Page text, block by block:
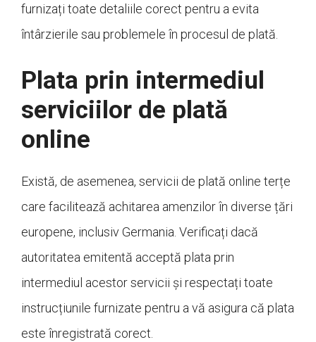
furnizați toate detaliile corect pentru a evita
întârzierile sau problemele în procesul de plată.
Plata prin intermediul
serviciilor de plată
online
Există, de asemenea, servicii de plată online terțe
care facilitează achitarea amenzilor în diverse țări
europene, inclusiv Germania. Verificați dacă
autoritatea emitentă acceptă plata prin
intermediul acestor servicii și respectați toate
instrucțiunile furnizate pentru a vă asigura că plata
este înregistrată corect.